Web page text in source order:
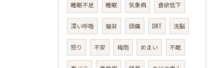
睡眠不足 睡眠 気象病 食欲低下
深い呼吸 猫背 頭痛 DRT 洗脳
怒り 不安 梅雨 めまい 不眠